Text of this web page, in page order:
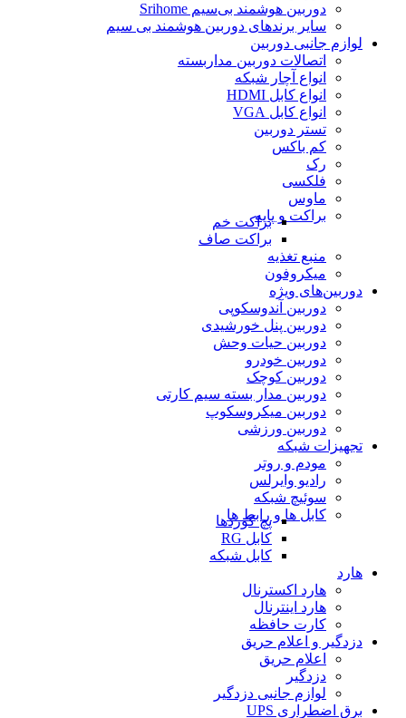
دوربین هوشمند بی‌سیم Srihome
سایر برندهای دوربین هوشمند بی سیم
لوازم جانبی دوربین
اتصالات دوربین مداربسته
انواع آچار شبکه
انواع کابل HDMI
انواع کابل VGA
تستر دوربین
کم باکس
رک
فلکسی
ماوس
براکت و پایهبراکت خم
براکت صاف
منبع تغذیه
میکروفون
دوربین‌های ویژه
دوربین آندوسکوپی
دوربین پنل خورشیدی
دوربین حیات وحش
دوربین خودرو
دوربین کوچک
دوربین مدار بسته سیم کارتی
دوربین میکروسکوپ
دوربین ورزشی
تجهیزات شبکه
مودم و روتر
رادیو وایرلس
سوئیچ شبکه
کابل ها و رابط ها
پچ کوردها
کابل RG
کابل شبکه
هارد
هارد اکسترنال
هارد اینترنال
کارت حافظه
دزدگیر و اعلام حریق
اعلام حریق
دزدگیر
لوازم جانبی دزدگیر
برق اضطراری UPS